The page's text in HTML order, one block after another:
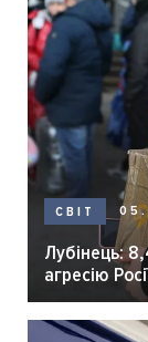
СВІТ
Лубінець:
агресію